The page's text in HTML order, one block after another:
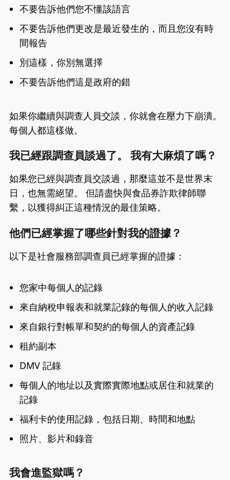
不要告訴他們您不懂該語言
不要告訴他們更改是最近發生的，而且您沒有時
間報告
別這樣，你別無選擇
不要告訴他們這是政府的錯
如果你繼續與調查人員交談，你就會在壓力下崩潰。
每個人都這樣做。
我已經跟調查員談過了。 我有大麻煩了嗎？
如果您已經與調查員交談過，那麼這並不是世界末
日，也無需絕望。 但請盡快與食品券詐欺律師聯
繫，以獲得糾正這種情況的最佳策略。
他們已經掌握了哪些針對我的證據？
以下是社會服務部調查員已經掌握的證據：
您家中每個人的記錄
來自納稅申報表和就業記錄的每個人的收入記錄
來自銀行對帳單和契約的每個人的資產記錄
租約副本
DMV 記錄
每個人的地址以及實際實際地點或居住和就業的
記錄
福利卡的使用記錄，包括日期、時間和地點
照片、影片和錄音
我會進監獄嗎？